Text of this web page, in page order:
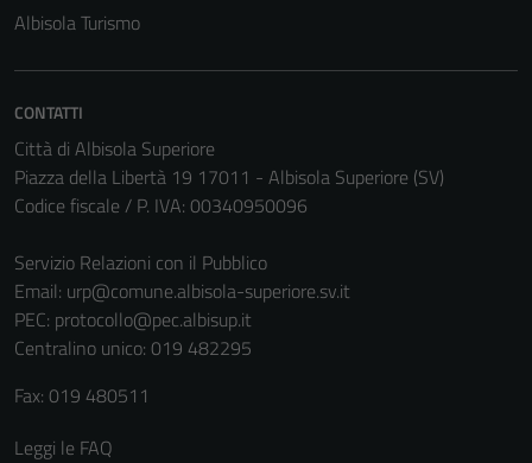
Albisola Turismo
CONTATTI
Città di Albisola Superiore
Piazza della Libertà 19 17011 - Albisola Superiore (SV)
Codice fiscale / P. IVA: 00340950096
Servizio Relazioni con il Pubblico
Email: urp@comune.albisola-superiore.sv.it
PEC: protocollo@pec.albisup.it
Centralino unico: 019 482295
Fax: 019 480511
Leggi le FAQ